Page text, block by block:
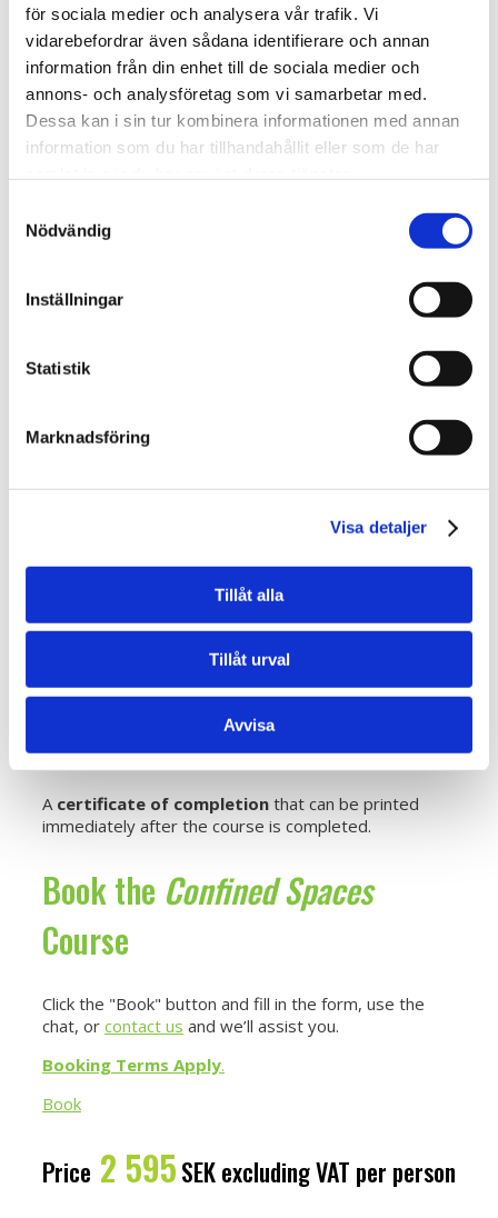
för sociala medier och analysera vår trafik. Vi
vidarebefordrar även sådana identifierare och annan
information från din enhet till de sociala medier och
annons- och analysföretag som vi samarbetar med.
Dessa kan i sin tur kombinera informationen med annan
information som du har tillhandahållit eller som de har
Nödvändig
Inställningar
Statistik
Marknadsföring
Visa detaljer
Tillåt alla
Tillåt urval
Avvisa
Managers, supervisors, and safety representatives
who need knowledge about the risks involved in
working in confined spaces and the appropriate
measures to ensure a safer work environment.
Prerequisites
distance learning program and can be completed at
any location, whenever it suits the participant. Access
Course Duration
The course can be registered in the
Included in the Price
A certificate of completion that can be printed
immediately after the course is completed.
Book the Confined Spaces
Course
Click the "Book" button and fill in the form, use the
chat, or contact us and we’ll assist you.
Booking Terms Apply.
Book
Price 2 595SEK excluding VAT per person